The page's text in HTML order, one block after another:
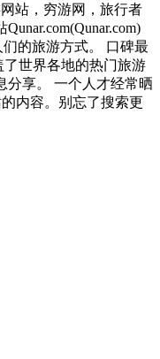
站，穷游网，旅行者
的旅游方式。 口碑最
世界各地的热门旅游
分享。 一个人才经常晒
内容。别忘了搜索更